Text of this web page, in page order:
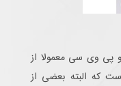
پی وی سی معمولا از
که البته بعضی از